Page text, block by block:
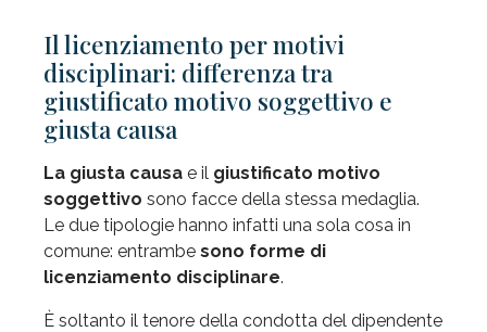
Il licenziamento per motivi
disciplinari: differenza tra
giustificato motivo soggettivo e
giusta causa
La giusta causa e il giustificato motivo
soggettivo sono facce della stessa medaglia.
Le due tipologie hanno infatti una sola cosa in
comune: entrambe sono forme di
licenziamento disciplinare.
È soltanto il tenore della condotta del dipendente